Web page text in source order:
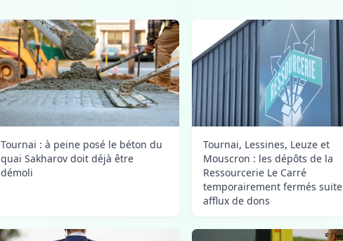
Tournai : à peine posé le béton du
quai Sakharov doit déjà être
démoli
Tournai, Lessines, Leuze et
Mouscron : les dépôts de la
Ressourcerie Le Carré
temporairement fermés
afflux de dons